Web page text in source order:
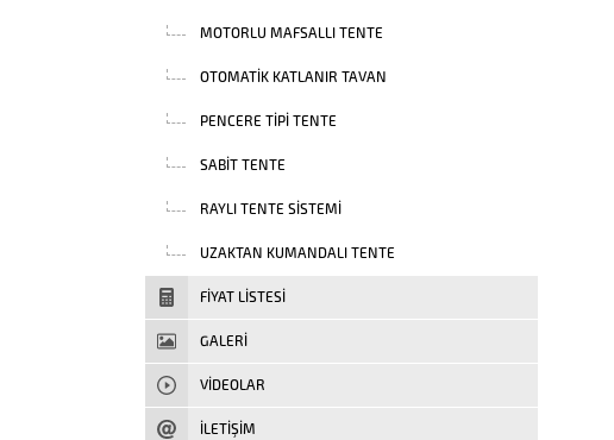
MOTORLU MAFSALLI TENTE
OTOMATIK KATLANIR TAVAN
PENCERE TIPI TENTE
SABIT TENTE
RAYLI TENTE SISTEMI
UZAKTAN KUMANDALI TENTE
FIYAT LISTESI
GALERİ
VIDEOLAR
İLETİŞİM